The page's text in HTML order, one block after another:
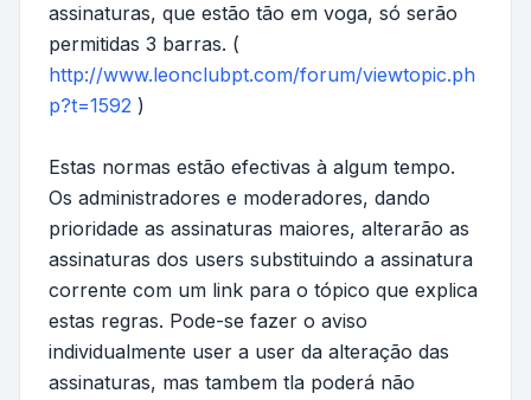
assinaturas, que estão tão em voga, só serão
permitidas 3 barras. (
http://www.leonclubpt.com/forum/viewtopic.ph
p?t=1592 )
Estas normas estão efectivas à algum tempo.
Os administradores e moderadores, dando
prioridade as assinaturas maiores, alterarão as
assinaturas dos users substituindo a assinatura
corrente com um link para o tópico que explica
estas regras. Pode-se fazer o aviso
individualmente user a user da alteração das
assinaturas, mas tambem tla poderá não